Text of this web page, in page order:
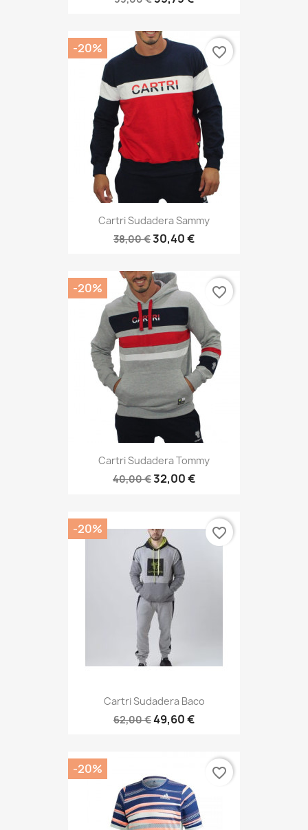
Cartri Sudadera Sammy
38,00 €30,40 €
-20% favorite_border
Cartri Sudadera Tommy
40,00 €32,00 €
-20% favorite_border
Cartri Sudadera Baco
62,00 €49,60 €
-20% favorite_border
-20% favorite_border